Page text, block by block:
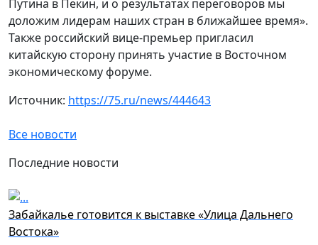
Путина в Пекин, и о результатах переговоров мы
доложим лидерам наших стран в ближайшее время».
Также российский вице-премьер пригласил
китайскую сторону принять участие в Восточном
экономическому форуме.
Источник: https://75.ru/news/444643
Все новости
Последние новости
Забайкалье готовится к выставке «Улица Дальнего
Востока»